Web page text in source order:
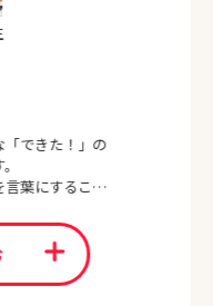
できた！」の
葉にするこ
ながら、「学
を一緒に作っ